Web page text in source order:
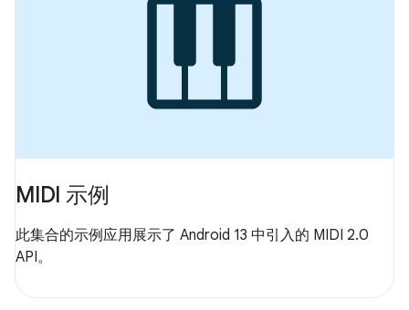
MIDI 示例
此集合的示例应用展示了 Android 13 中引入的 MIDI 2.0
API。